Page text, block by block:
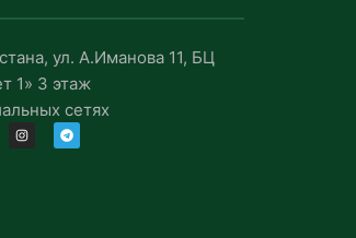
ул. А.Иманова 11, БЦ
1» 3 этаж
сетях